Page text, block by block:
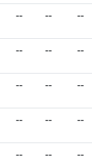
-- -- --
-- -- --
-- -- --
-- -- --
-- -- --